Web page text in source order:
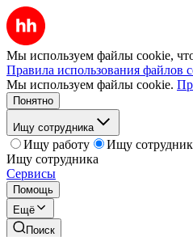
Мы используем файлы cookie,
Правила использования файлов
Мы используем файлы cookie.
Понятно
Ищу сотрудника
Ищу работу
Ищу
Ищу сотрудника
Сервисы
Помощь
Ещё
Поиск